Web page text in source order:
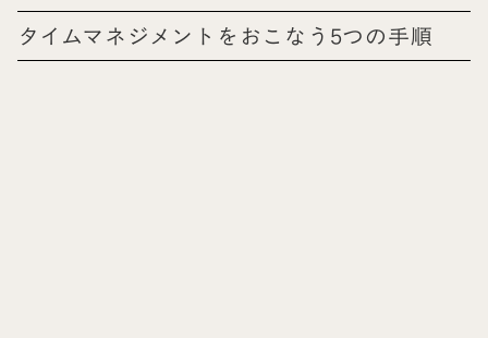
タイムマネジメントをおこなう5つの手順